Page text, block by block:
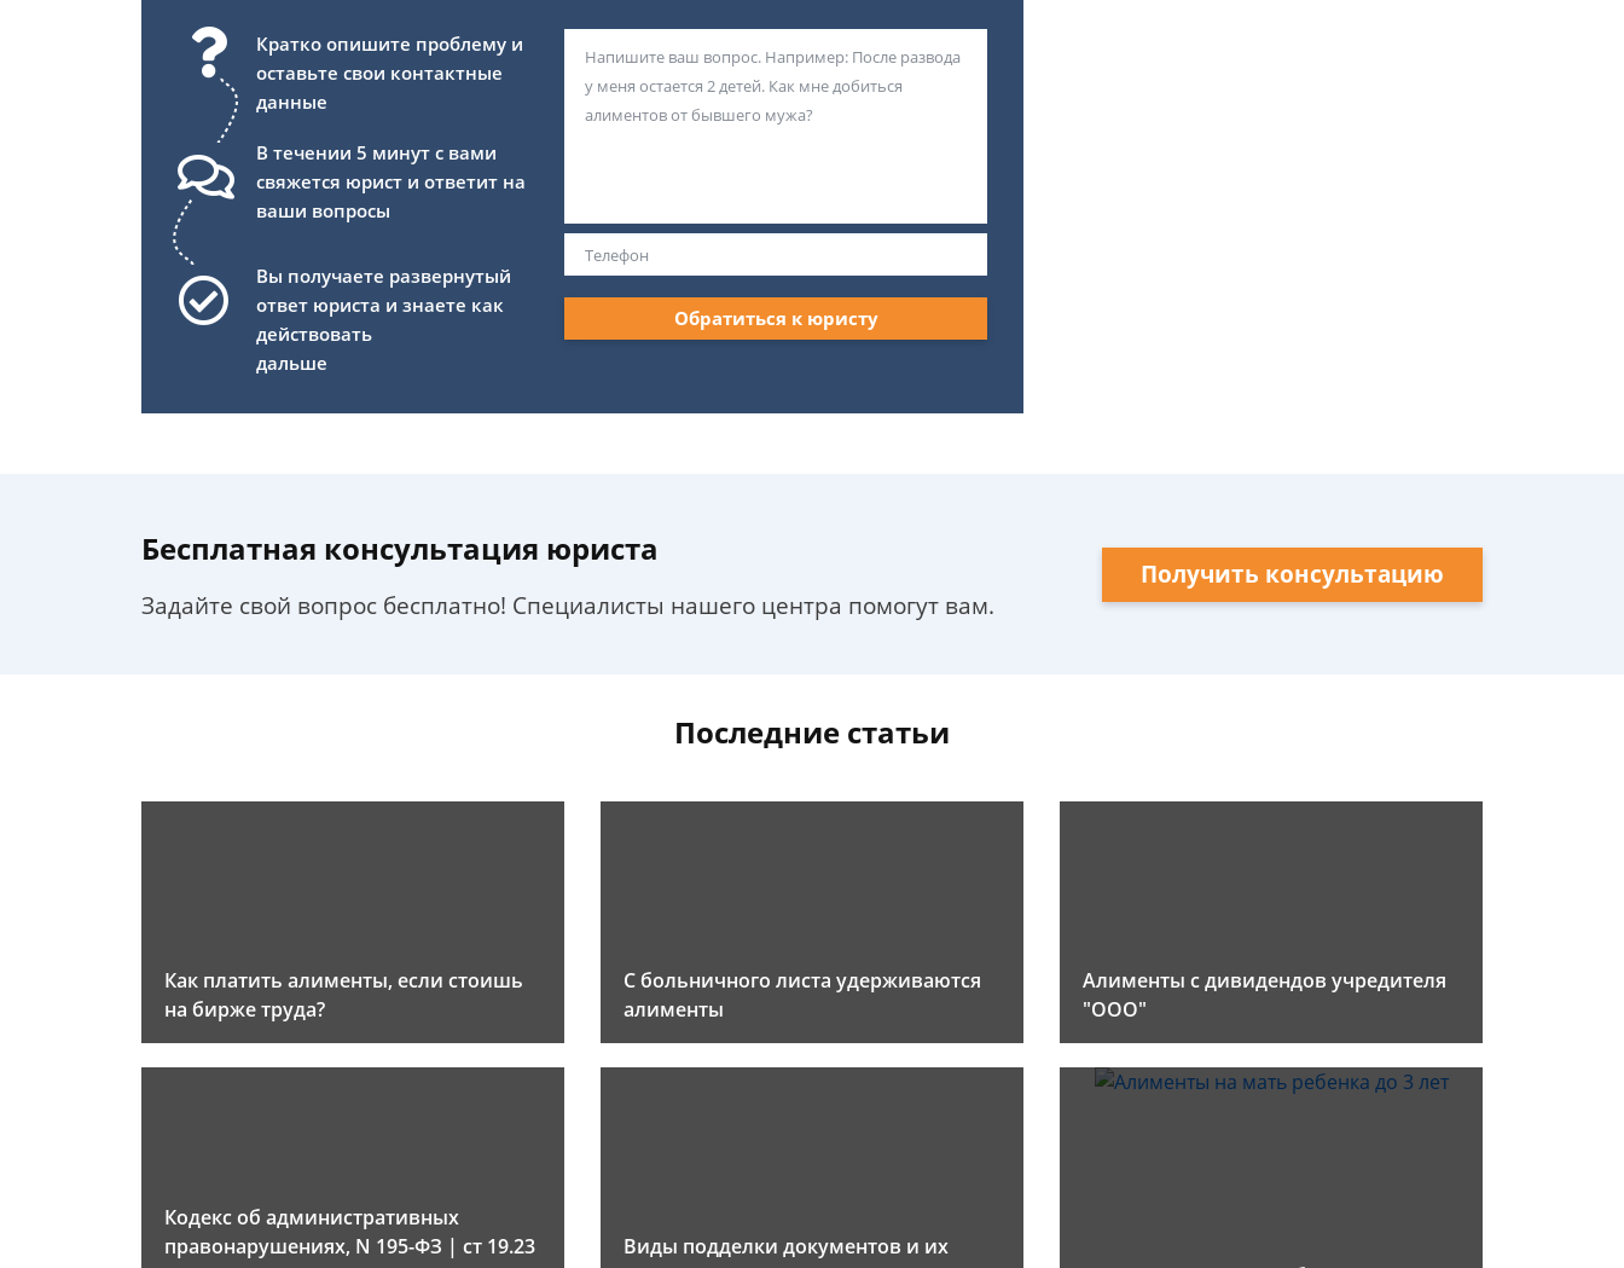
Кратко опишите проблему и
оставьте свои контактные
данные
В течении 5 минут с вами
свяжется юрист и ответит на
ваши вопросы
Вы получаете развернутый
ответ юриста и знаете как
действовать
дальше
Обратиться к юристу
Бесплатная консультация юриста
Задайте свой вопрос бесплатно! Специалисты нашего центра помогут вам.
Получить консультацию
Последние статьи
Как платить алименты, если стоишь
на бирже труда?
С больничного листа удерживаются
алименты
Алименты с дивидендов учредителя
"ООО"
Кодекс об административных
правонарушениях, N 195-ФЗ | ст 19.23
Виды подделки документов и их